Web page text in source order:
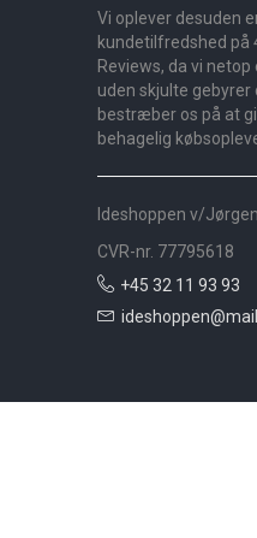
Vi oplever desuden
kundetilfredshed
Reviews, da vi
uden skjulte gebyrer
bestræber os på at
behagelig
Ideshoppen v/
CVR-nr. 77795618
+45 32 11 93 93